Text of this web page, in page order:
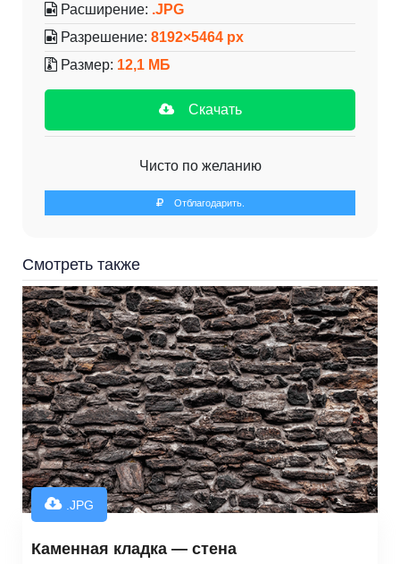
Расширение: .JPG
Разрешение: 8192×5464 px
Размер: 12,1 МБ
Скачать
Чисто по желанию
Отблагодарить.
Смотреть также
.JPG
Каменная кладка — стена